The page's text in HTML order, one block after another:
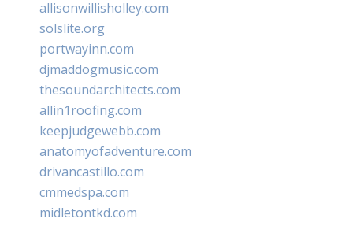
allisonwillisholley.com
solslite.org
portwayinn.com
djmaddogmusic.com
thesoundarchitects.com
allin1roofing.com
keepjudgewebb.com
anatomyofadventure.com
drivancastillo.com
cmmedspa.com
midletontkd.com